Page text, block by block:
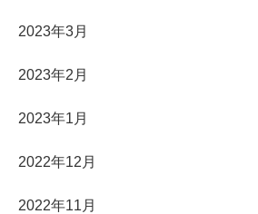
2023年3月
2023年2月
2023年1月
2022年12月
2022年11月